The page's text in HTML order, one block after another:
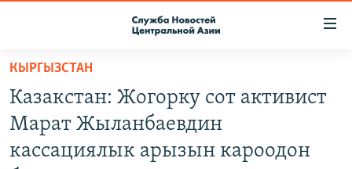
Вернуться
основному
содержанию
Вернутся
КОНТАКТЫ
КЫРГЫЗСТАН
Казакстан: Жогорку сот активист
Марат Жыланбаевдин
кассациялык арызын кароодон